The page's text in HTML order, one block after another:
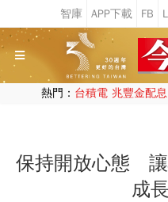
熱門： 台積電 兆豐金配息
保持開放心態 讓
成